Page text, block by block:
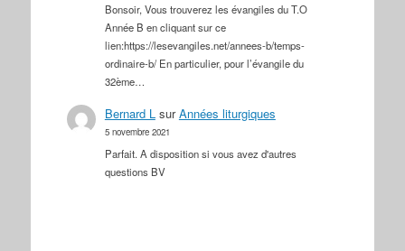
Bonsoir, Vous trouverez les évangiles du T.O
Année B en cliquant sur ce
lien:https://lesevangiles.net/annees-b/temps-
ordinaire-b/ En particulier, pour l’évangile du
32ème…
Bernard L surAnnées liturgiques
5 novembre 2021
Parfait. A disposition si vous avez d'autres
questions BV